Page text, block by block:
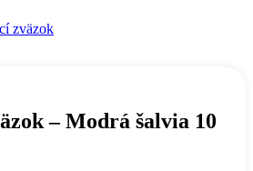
– Modrá šalvia 10